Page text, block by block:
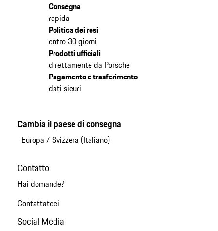
Consegna
rapida
Politica dei resi
entro 30 giorni
Prodotti ufficiali
direttamente da Porsche
Pagamento e trasferimento
dati sicuri
Cambia il paese di consegna
Europa / Svizzera (Italiano)
Contatto
Hai domande?
Contattateci
Social Media